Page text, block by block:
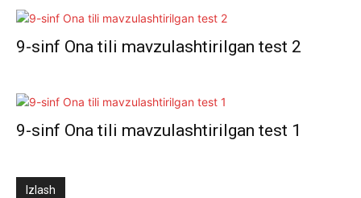
9-sinf Ona tili mavzulashtirilgan test 2
9-sinf Ona tili mavzulashtirilgan test 1
Izlash